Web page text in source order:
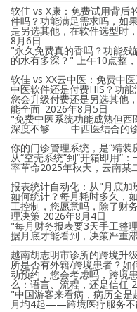
软佳 vs X康：免费试用背后
件吗？功能满足需求吗，如
是另选其他，在软件选型时
8月6日
"永久免费真的香吗？功能
的水有多深？" 上午10点整
软佳 vs XX云中医：免费中
中医软件还是付费HIS？功
您会升级付费还是另选其他
能全面' 2026年8月5日
"免费中医系统功能成熟但
深度不够——中西医结合的
你的门诊管理系统，是“精装
从“空壳系统”到“开箱即用”
率革命2025年秋天，云南
报表统计自动化：从"月底
如何统计？每月耗时多久，
工控制，您愿意吗，除了财
理决策 2026年8月4日
"每月财务报表要3天手工整
据月底才能看到，决策严
越南胡志明市诊所的跨境升
所是否有外籍/跨境患者？如
动预约，您会考虑吗，跨境
么：语言、流程，还是信任
"中国游客来看病，病历全
月均4起——跨境医疗服务